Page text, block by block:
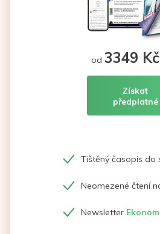
od 3349 Kč
Získat
předplatné
Tištěný časopis do
Neomezené čtení
Newsletter